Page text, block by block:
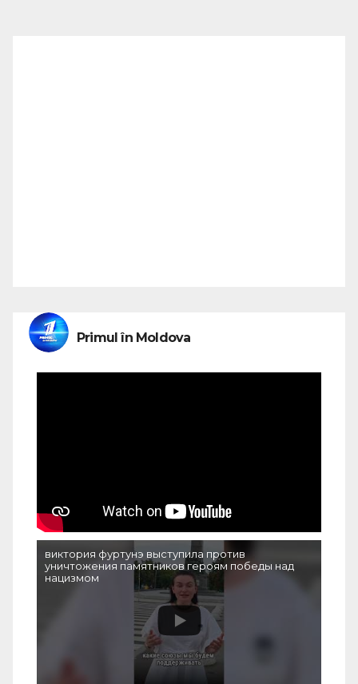
Primul în Moldova
виктория фуртунэ выступила против
уничтожения памятников героям победы над
нацизмом